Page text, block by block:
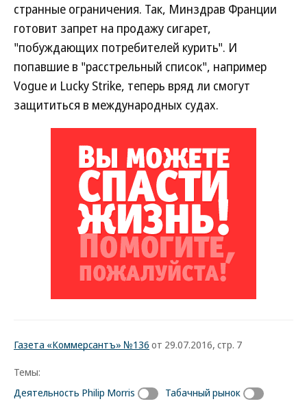
странные ограничения. Так, Минздрав Франции
готовит запрет на продажу сигарет,
"побуждающих потребителей курить". И
попавшие в "расстрельный список", например
Vogue и Lucky Strike, теперь вряд ли смогут
защититься в международных судах.
Газета «Коммерсантъ» №136 от 29.07.2016, стр. 7
Темы:
Деятельность Philip Morris
Табачный рынок